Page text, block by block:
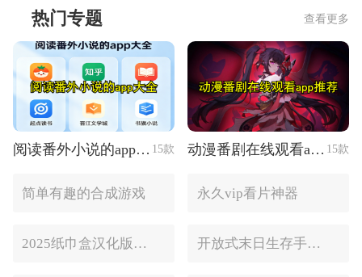
热门专题 查看更多
阅读番外小说的app大全 15款 动漫番剧在线观看app推荐 15款
简单有趣的合成游戏 永久vip看片神器
2025纸巾盒汉化版手游推荐 开放式末日生存手游合集